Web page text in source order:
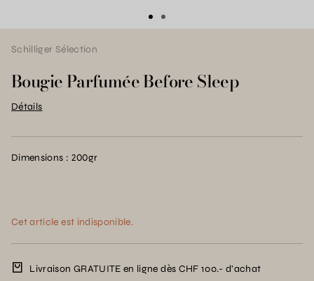
Schilliger Sélection
Bougie Parfumée Before Sleep
Détails
Dimensions : 200gr
Cet article est indisponible.
Livraison GRATUITE en ligne dès CHF 100.- d’achat